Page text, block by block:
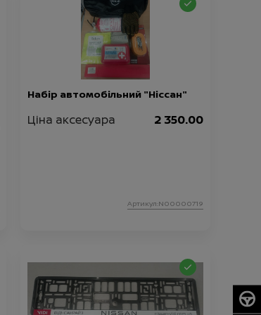
Набір автомобільний "Ніссан"
Ціна аксесуара 2 350.00
Артикул:N00000719